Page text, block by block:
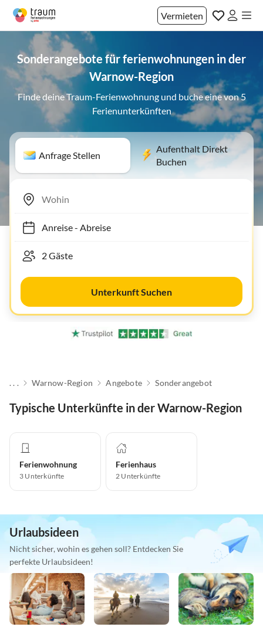
Vermieten
Sonderangebote für ferienwohnungen in der
Warnow-Region
Finde deine Traum-Ferienwohnung und buche eine von 5
Ferienunterkünften
Anfrage Stellen
Aufenthalt Direkt
Buchen
Anreise- Abreise
Unterkunft Suchen
. . . Warnow-Region Angebote Sonderangebot
Typische Unterkünfte in der Warnow-Region
Ferienwohnung
3 Unterkünfte
Ferienhaus
2 Unterkünfte
Urlaubsideen
Nicht sicher, wohin es gehen soll? Entdecken Sie
perfekte Urlaubsideen!